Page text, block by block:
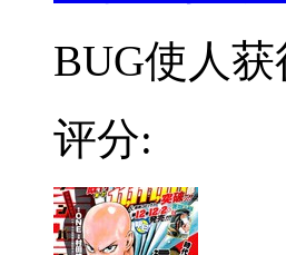
BUG使人
评分: